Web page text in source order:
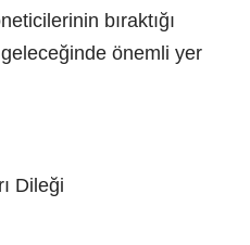
bıraktığı
önemli yer
Dileği